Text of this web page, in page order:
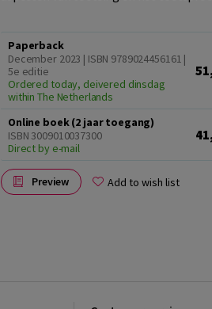
Paperback
December 2023 | ISBN 9789024456161 |
5e editie
Ordered today, deivered dinsdag
within The Netherlands
Online boek (2 jaar toegang)
ISBN 3009010037300
Direct by e-mail
Preview Add to wish list